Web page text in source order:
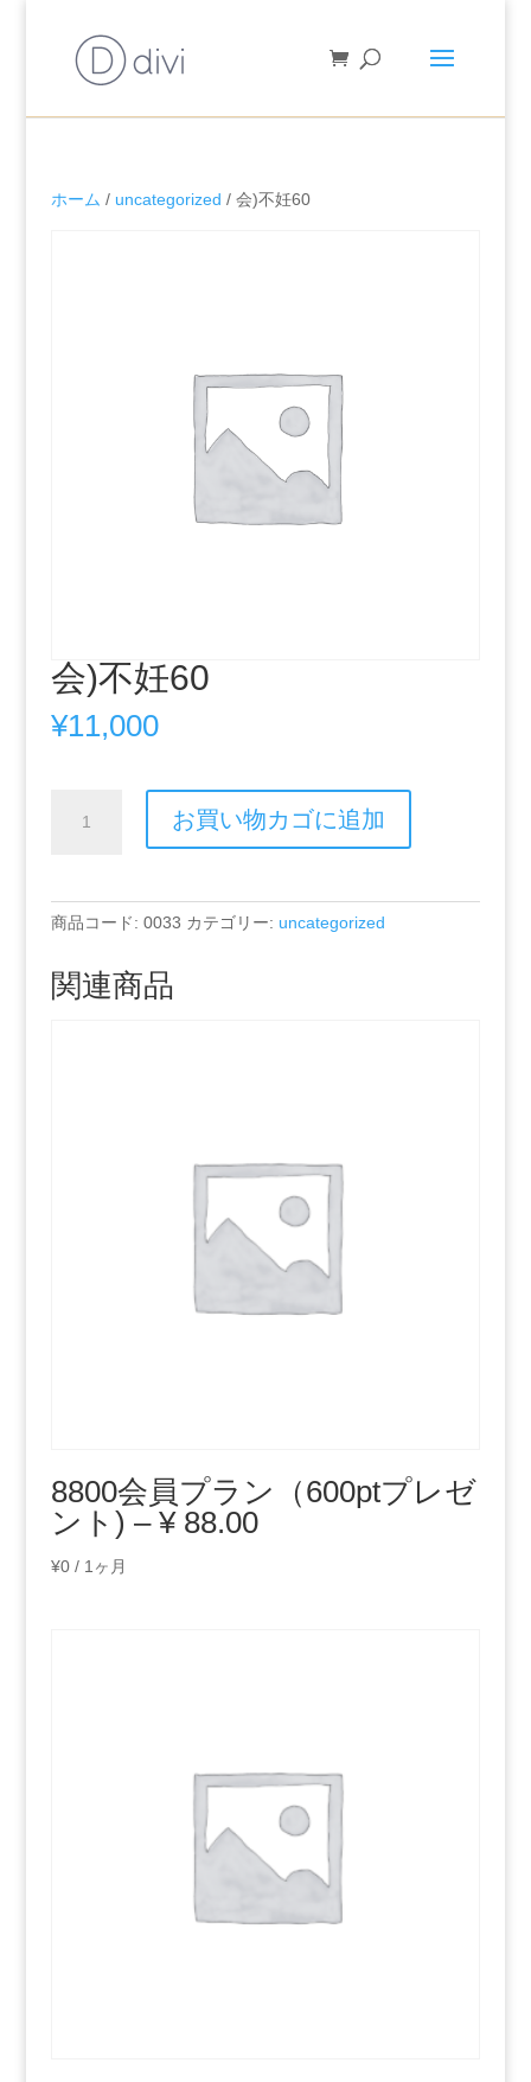
ホーム / uncategorized / 会)不妊60
会)不妊60
¥11,000
個
お買い物カゴに追加
商品コード: 0033 カテゴリー: uncategorized
関連商品
8800会員プラン（600ptプレゼ
ント) – ¥ 88.00
¥0 / 1ヶ月